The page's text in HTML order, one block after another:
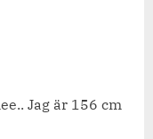
Jag är 156 cm